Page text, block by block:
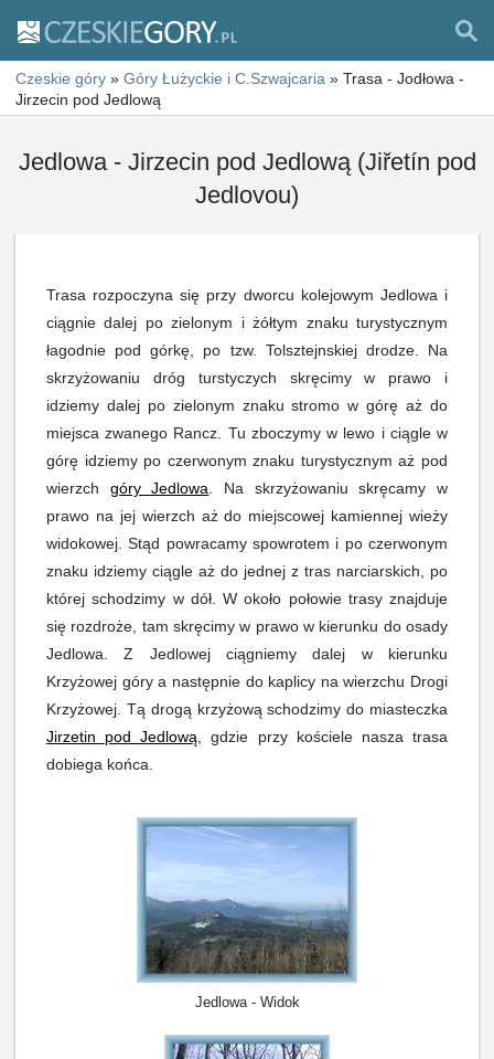
Czeskie góry » Góry Łużyckie i C.Szwajcaria » Trasa - Jodłowa -
Jirzecin pod Jedlową
Jedlowa - Jirzecin pod Jedlową (Jiřetín pod
Jedlovou)
Trasa rozpoczyna się przy dworcu kolejowym Jedlowa i
ciągnie dalej po zielonym i żółtym znaku turystycznym
łagodnie pod górkę, po tzw. Tolsztejnskiej drodze. Na
skrzyżowaniu dróg turstyczych skręcimy w prawo i
idziemy dalej po zielonym znaku stromo w górę aż do
miejsca zwanego Rancz. Tu zboczymy w lewo i ciągle w
górę idziemy po czerwonym znaku turystycznym aż pod
wierzch góry Jedlowa . Na skrzyżowaniu skręcamy w
prawo na jej wierzch aż do miejscowej kamiennej wieży
widokowej. Stąd powracamy spowrotem i po czerwonym
znaku idziemy ciągle aż do jednej z tras narciarskich, po
której schodzimy w dół. W około połowie trasy znajduje
się rozdroże, tam skręcimy w prawo w kierunku do osady
Jedlowa. Z Jedlowej ciągniemy dalej w kierunku
Krzyżowej góry a następnie do kaplicy na wierzchu Drogi
Krzyżowej. Tą drogą krzyżową schodzimy do miasteczka
Jirzetin pod Jedlową , gdzie przy kościele nasza trasa
dobiega końca.
Jedlowa - Widok